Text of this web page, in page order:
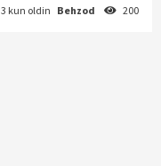
3 kun oldin Behzod 200